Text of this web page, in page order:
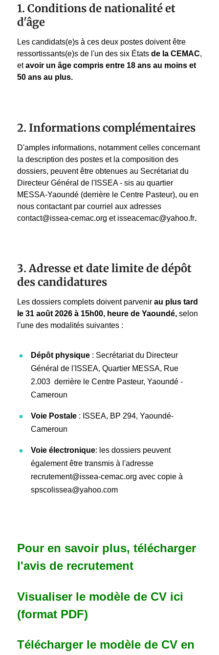
1. Conditions de nationalité et
d'âge
Les candidats(e)s à ces deux postes doivent être
ressortissants(e)s de l'un des six États de la CEMAC,
etavoir un âge compris entre 18 ans au moins et
50 ans au plus.
2. Informations complémentaires
D'amples informations, notamment celles concernant
la description des postes et la composition des
dossiers, peuvent être obtenues au Secrétariat du
Directeur Général de l'ISSEA - sis au quartier
MESSA-Yaoundé (derrière le Centre Pasteur), ou en
nous contactant par courriel aux adresses
contact@issea-cemac.org et isseacemac@yahoo.fr.
3. Adresse et date limite de dépôt
des candidatures
Les dossiers complets doivent parvenir au plus tard
le 31 août 2026 à 15h00, heure de Yaoundé, selon
l'une des modalités suivantes :
Dépôt physique : Secrétariat du Directeur
Général de l'ISSEA, Quartier MESSA, Rue
2.003 derrière le Centre Pasteur, Yaoundé -
Cameroun
Voie Postale : ISSEA, BP 294, Yaoundé-
Cameroun
Voie électronique: les dossiers peuvent
également être transmis à l'adresse
recrutement@issea-cemac.org avec copie à
spscolissea@yahoo.com
Pour en savoir plus, télécharger
l'avis de recrutement
Visualiser le modèle de CV ici
(format PDF)
Télécharger le modèle de CV en